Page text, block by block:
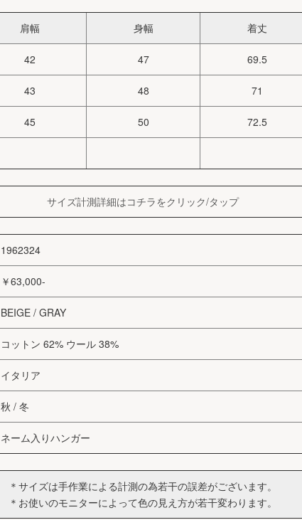
肩幅 身幅 着丈
42 47 69.5
43 48 71
45 50 72.5
サイズ計測詳細はコチラをクリック/タップ
1962324
￥63,000-
BEIGE / GRAY
コットン 62% ウール 38%
イタリア
秋 / 冬
ネーム入りハンガー
＊サイズは手作業による計測の為若干の誤差がございます。
＊お使いのモニターによって色の見え方が若干変わります。